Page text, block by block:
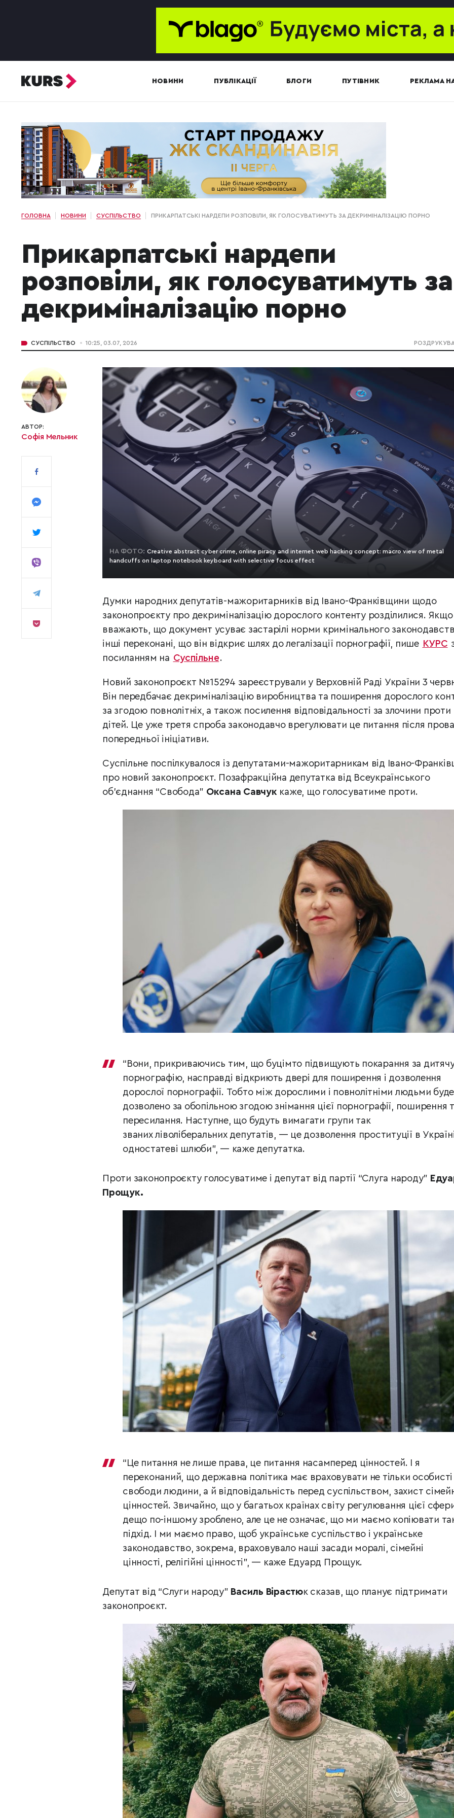
НОВИНИ ПУБЛІКАЦІЇ БЛОГИ ПУТІВНИК РЕКЛАМА
ГОЛОВНА НОВИНИ СУСПІЛЬСТВО ПРИКАРПАТСЬКІ НАРДЕПИ РОЗПОВІЛИ, ЯК ГОЛОСУВАТИМУТЬ ЗА ДЕКРИМІНАЛІЗАЦІЮ ПОРНО
Прикарпатські нардепи
розповіли, як голосуватимуть за
декриміналізацію порно
СУСПІЛЬСТВО 10:25, 03.07, 2026
АВТОР:
Софія Мельник
НА ФОТО: Creative abstract cyber crime, online piracy and internet web hacking concept: macro view of metal
handcuffs on laptop notebook keyboard with selective focus effect
Думки народних депутатів-мажоритарників від Івано-Франківщини щодо
законопроєкту про декриміналізацію дорослого контенту розділилися. Якщо
вважають, що документ усуває застарілі норми кримінального
інші переконані, що він відкриє шлях до легалізації порнографії, пише КУРС
посиланням на Суспільне.
Новий законопроєкт №15294 зареєстрували у Верховній Раді України 3
Він передбачає декриміналізацію виробництва та поширення дорослого
за згодою повнолітніх, а також посилення відповідальності за злочини проти
дітей. Це уже третя спроба законодавчо врегулювати це питання після
попередньої ініціативи.
Суспільне поспілкувалося із депутатами-мажоритарникам від Івано-
про новий законопроєкт. Позафракційна депутатка від Всеукраїнського
об’єднання “Свобода” Оксана Савчук каже, що голосуватиме проти.
“Вони, прикриваючись тим, що буцімто підвищують покарання за
порнографію, насправді відкриють двері для поширення і дозволення
дорослої порнографії. Тобто між дорослими і повнолітніми людьми буде
дозволено за обопільною згодою знімання цієї порнографії, поширення
пересилання. Наступне, що будуть вимагати групи так
званих ліволіберальних депутатів, — це дозволення проституції в
одностатеві шлюби”, — каже депутатка.
Проти законопроєкту голосуватиме і депутат від партії “Слуга народу”
Прощук.
“Це питання не лише права, це питання насамперед цінностей. І я
переконаний, що державна політика має враховувати не тільки особисті
свободи людини, а й відповідальність перед суспільством, захист
цінностей. Звичайно, що у багатьох країнах світу регулювання цієї
дещо по-іншому зроблено, але це не означає, що ми маємо копіювати
підхід. І ми маємо право, щоб українське суспільство і українське
законодавство, зокрема, враховувало наші засади моралі, сімейні
цінності, релігійні цінності”, — каже Едуард Прощук.
Депутат від “Слуги народу” Василь Вірастюк сказав, що планує підтримати
законопроєкт.